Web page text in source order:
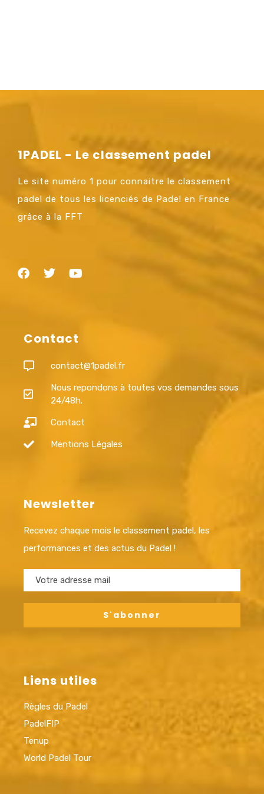
1PADEL - Le classement padel
Le site numéro 1 pour connaitre le classement
padel de tous les licenciés de Padel en France
grâce à la FFT
Contact
contact@1padel.fr
Nous repondons à toutes vos demandes sous
24/48h.
Contact
Mentions Légales
Newsletter
Recevez chaque mois le classement padel, les
performances et des actus du Padel !
Liens utiles
Règles du Padel
PadelFIP
Tenup
World Padel Tour